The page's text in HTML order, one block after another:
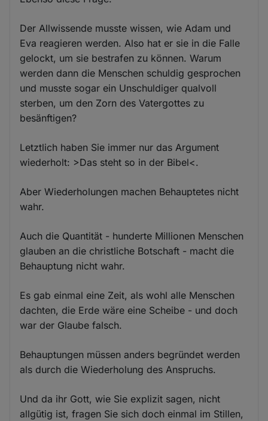
Der Allwissende musste wissen, wie Adam und
Eva reagieren werden. Also hat er sie in die Falle
gelockt, um sie bestrafen zu können. Warum
werden dann die Menschen schuldig gesprochen
und musste sogar ein Unschuldiger qualvoll
sterben, um den Zorn des Vatergottes zu
besänftigen?
Letztlich haben Sie immer nur das Argument
wiederholt: >Das steht so in der Bibel<.
Aber Wiederholungen machen Behauptetes nicht
wahr.
Auch die Quantität - hunderte Millionen Menschen
glauben an die christliche Botschaft - macht die
Behauptung nicht wahr.
Es gab einmal eine Zeit, als wohl alle Menschen
dachten, die Erde wäre eine Scheibe - und doch
war der Glaube falsch.
Behauptungen müssen anders begründet werden
als durch die Wiederholung des Anspruchs.
Und da ihr Gott, wie Sie explizit sagen, nicht
allgütig ist, fragen Sie sich doch einmal im Stillen,